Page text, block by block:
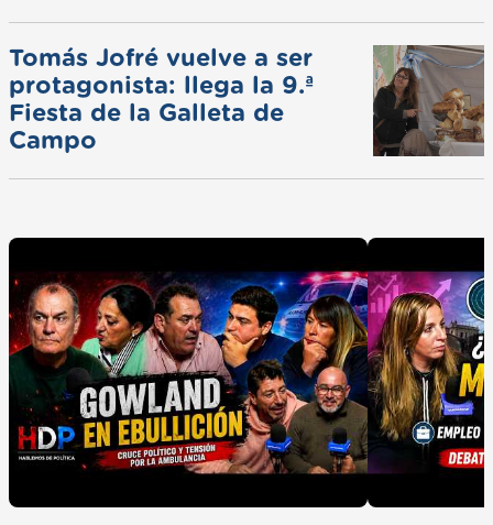
Tomás Jofré vuelve a ser
protagonista: llega la 9.ª
Fiesta de la Galleta de
Campo